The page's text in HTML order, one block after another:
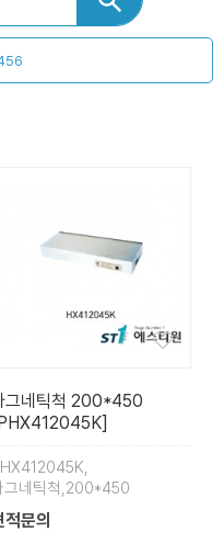
그네틱척 200*450
그네틱척,200*450
적문의